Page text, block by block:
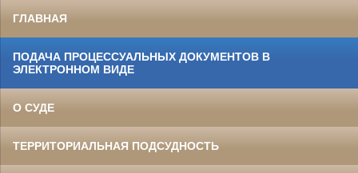
ГЛАВНАЯ
ПОДАЧА ПРОЦЕССУАЛЬНЫХ ДОКУМЕНТОВ В
ЭЛЕКТРОННОМ ВИДЕ
О СУДЕ
ТЕРРИТОРИАЛЬНАЯ ПОДСУДНОСТЬ